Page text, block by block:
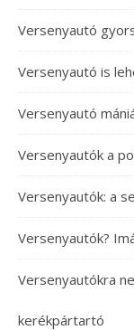
Versenyautó
Versenyautó is
Versenyautó
Versenyautók a
Versenyautók: a
Versenyautók?
Versenyautókra
kerékpártartó